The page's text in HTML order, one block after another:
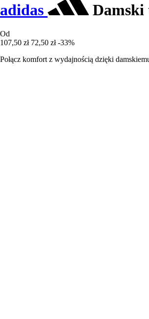
adidas Damski
Od
107,50 zł 72,50 zł -33%
Połącz komfort z wydajnością dzięki